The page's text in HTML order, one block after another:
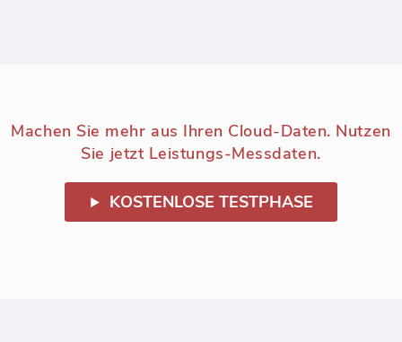
Machen Sie mehr aus Ihren Cloud-Daten. Nutzen
Sie jetzt Leistungs-Messdaten.
KOSTENLOSE TESTPHASE